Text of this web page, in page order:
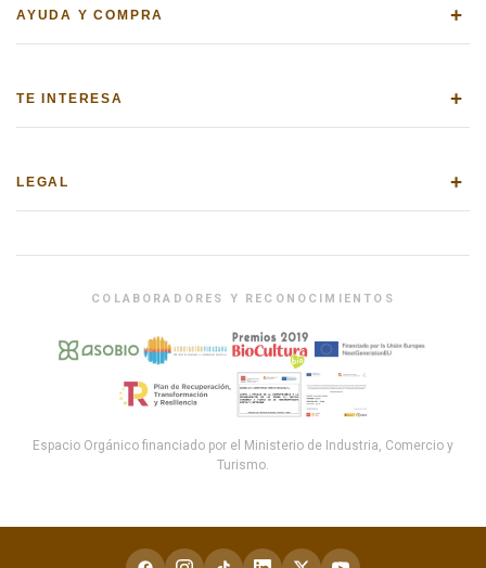
AYUDA Y COMPRA +
TE INTERESA +
LEGAL +
COLABORADORES Y RECONOCIMIENTOS
Espacio Orgánico financiado por el Ministerio de Industria, Comercio y
Turismo.